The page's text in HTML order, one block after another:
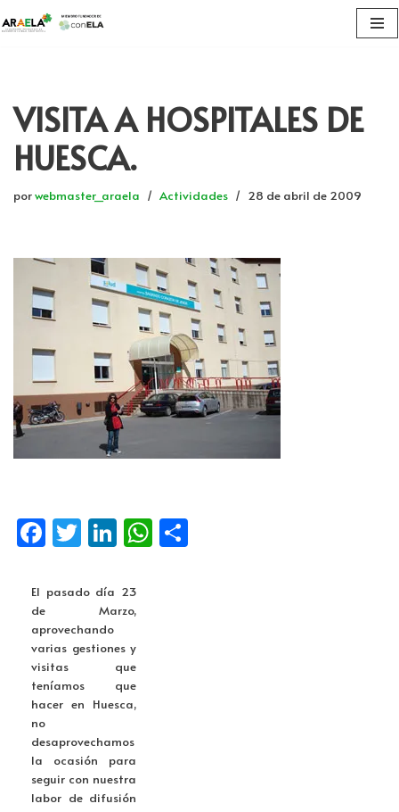
VISITA A HOSPITALES DE
HUESCA.
porwebmaster_araela Actividades 28 de abril de 2009
Fa
b
o
o
k
T
tt
er
Li
k
e
dI
n
W
El pasado día 23
de Marzo,
aprovechando
varias gestiones y
visitas que
teníamos que
hacer en Huesca,
no
desaprovechamos
la ocasión para
seguir con nuestra
labor de difusión